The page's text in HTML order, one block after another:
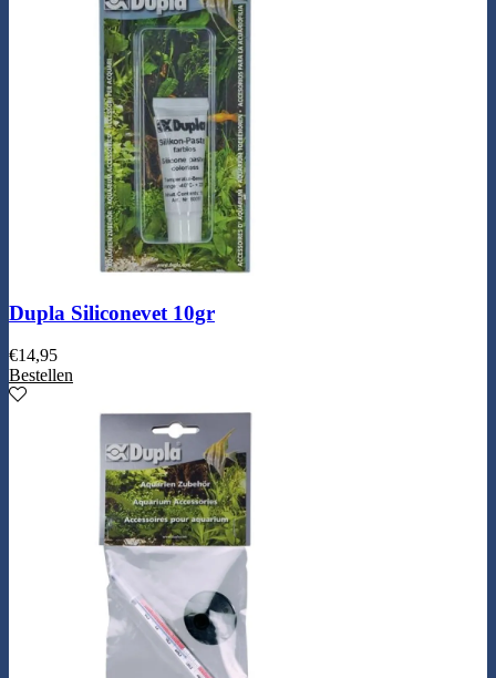
Dupla Siliconevet 10gr
€14,95
Bestellen